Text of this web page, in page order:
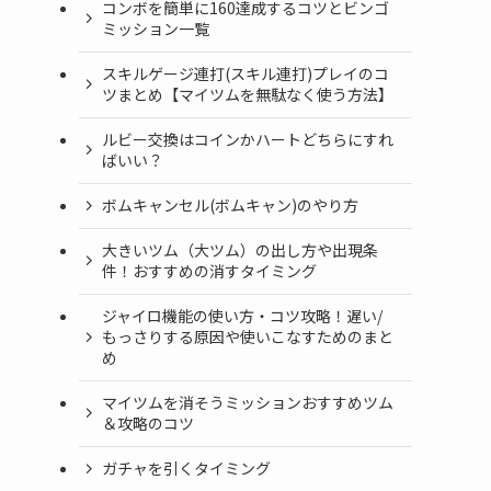
コンボを簡単に160達成するコツとビンゴ
ミッション一覧
スキルゲージ連打(スキル連打)プレイのコ
ツまとめ【マイツムを無駄なく使う方法】
ルビー交換はコインかハートどちらにすれ
ばいい？
ボムキャンセル(ボムキャン)のやり方
大きいツム（大ツム）の出し方や出現条
件！おすすめの消すタイミング
ジャイロ機能の使い方・コツ攻略！遅い/
もっさりする原因や使いこなすためのまと
め
マイツムを消そうミッションおすすめツム
＆攻略のコツ
ガチャを引くタイミング